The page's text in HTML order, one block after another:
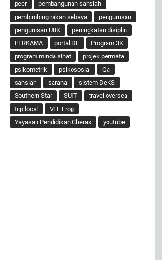
peer
pembangunan sahsiah
pembimbing rakan sebaya
pengurusan
pengurusan UBK
peningkatan disiplin
PERKAMA
portal DL
Program 3K
program minda sihat
projek permata
psikometrik
psikososial
Qa
sahsiah
sarana
sistem DeKS
Southern Star
SUIT
travel oversea
trip local
VLE Frog
Yayasan Pendidikan Cheras
youtube